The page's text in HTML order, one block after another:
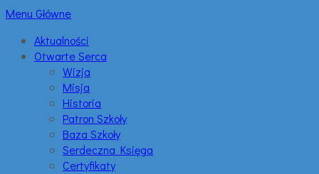
Menu Główne
Aktualności
Otwarte Serca
Wizja
Misja
Historia
Patron Szkoły
Baza Szkoły
Serdeczna Księga
Certyfikaty